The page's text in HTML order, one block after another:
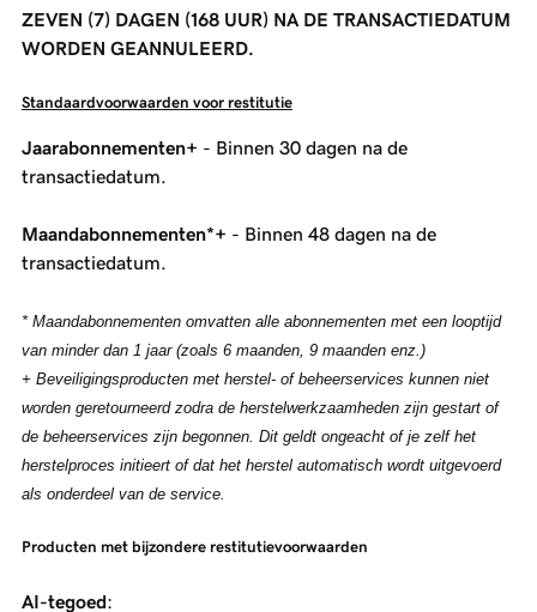
ZEVEN (7) DAGEN (168 UUR) NA DE TRANSACTIEDATUM
WORDEN GEANNULEERD.
Standaardvoorwaarden voor restitutie
Jaarabonnementen+ - Binnen 30 dagen na de
transactiedatum.
Maandabonnementen*+ - Binnen 48 dagen na de
transactiedatum.
* Maandabonnementen omvatten alle abonnementen met een looptijd
van minder dan 1 jaar (zoals 6 maanden, 9 maanden enz.)
+ Beveiligingsproducten met herstel- of beheerservices kunnen niet
worden geretourneerd zodra de herstelwerkzaamheden zijn gestart of
de beheerservices zijn begonnen. Dit geldt ongeacht of je zelf het
herstelproces initieert of dat het herstel automatisch wordt uitgevoerd
als onderdeel van de service.
Producten met bijzondere restitutievoorwaarden
AI-tegoed: